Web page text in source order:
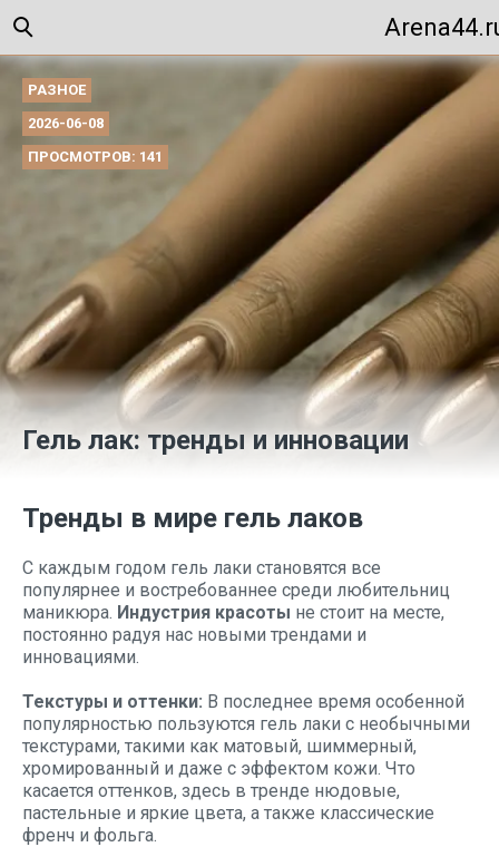
РАЗНОЕ
2026-06-08
ПРОСМОТРОВ: 141
Гель лак: тренды и инновации
Тренды в мире гель лаков
С каждым годом гель лаки становятся все
популярнее и востребованнее среди любительниц
маникюра. Индустрия красоты не стоит на месте,
постоянно радуя нас новыми трендами и
инновациями.
Текстуры и оттенки: В последнее время особенной
популярностью пользуются гель лаки с необычными
текстурами, такими как матовый, шиммерный,
хромированный и даже с эффектом кожи. Что
касается оттенков, здесь в тренде нюдовые,
пастельные и яркие цвета, а также классические
френч и фольга.